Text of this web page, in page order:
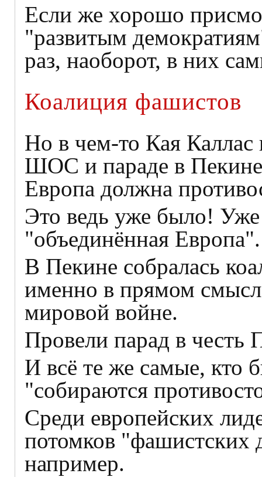
Если же хорошо
"развитым
раз, наоборот, в них
Коалиция фашистов
Но в чем-то Кая Каллас
ШОС и параде в
Европа должна
Это ведь уже было! Уже
"объединённая Европа".
В Пекине собралась
именно в прямом
мировой войне.
Провели парад в
И всё те же самые, кто
"собираются
Среди европейских
потомков "фашистских
например.